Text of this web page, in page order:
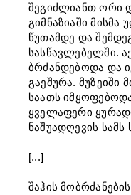
შეგიძლიანთ ორი
გიმნაზიაში
წუთამდე და
სასწავლებელში.
ბრძანდებოდა და
გაეშურა. მუზეიში
საათს
ყველაფერი
ნაშუადღევის
[...]
შაჰის